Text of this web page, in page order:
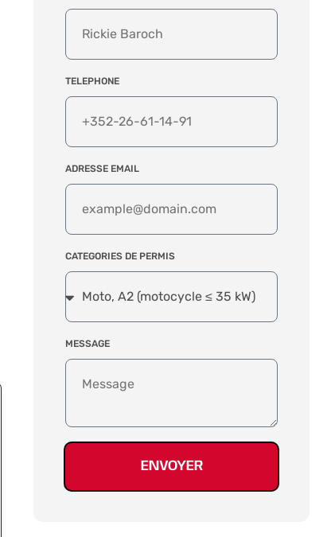
TELEPHONE
ADRESSE EMAIL
CATEGORIES DE PERMIS
MESSAGE
ENVOYER